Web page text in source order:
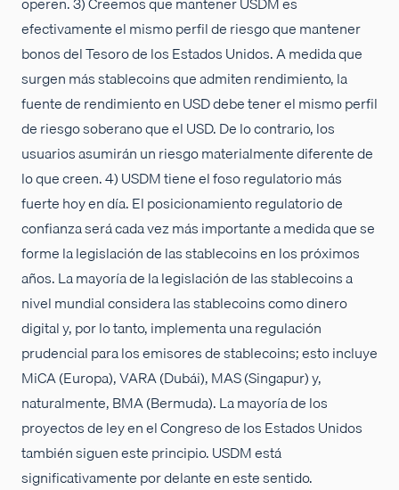
efectivamente el mismo perfil de riesgo que mantener
bonos del Tesoro de los Estados Unidos. A medida que
surgen más stablecoins que admiten rendimiento, la
fuente de rendimiento en USD debe tener el mismo perfil
de riesgo soberano que el USD. De lo contrario, los
usuarios asumirán un riesgo materialmente diferente de
lo que creen. 4) USDM tiene el foso regulatorio más
fuerte hoy en día. El posicionamiento regulatorio de
confianza será cada vez más importante a medida que se
forme la legislación de las stablecoins en los próximos
años. La mayoría de la legislación de las stablecoins a
nivel mundial considera las stablecoins como dinero
digital y, por lo tanto, implementa una regulación
prudencial para los emisores de stablecoins; esto incluye
MiCA (Europa), VARA (Dubái), MAS (Singapur) y,
naturalmente, BMA (Bermuda). La mayoría de los
proyectos de ley en el Congreso de los Estados Unidos
también siguen este principio. USDM está
significativamente por delante en este sentido.